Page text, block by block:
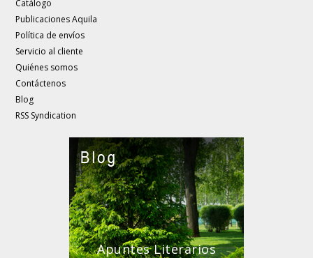
Catálogo
Publicaciones Aquila
Política de envíos
Servicio al cliente
Quiénes somos
Contáctenos
Blog
RSS Syndication
Apuntes Literarios